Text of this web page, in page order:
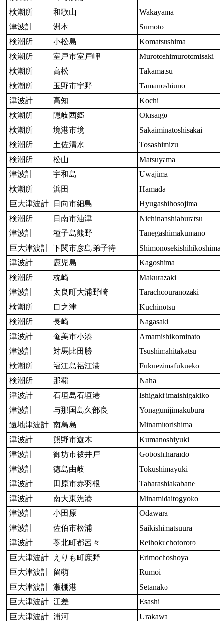
検潮所
和歌山
Wakayama
津波計
洲本
Sumoto
検潮所
小松島
Komatsushima
検潮所
室戸市室戸岬
Murotoshimurotomisaki
検潮所
高松
Takamatsu
検潮所
玉野市宇野
Tamanoshiuno
津波計
高知
Kochi
検潮所
隠岐西郷
Okisaigo
検潮所
境港市境
Sakaiminatoshisakai
検潮所
土佐清水
Tosashimizu
検潮所
松山
Matsuyama
津波計
宇和島
Uwajima
検潮所
浜田
Hamada
巨大津波計
日向市細島
Hyugashihosojima
検潮所
日南市油津
Nichinanshiaburatsu
津波計
種子島熊野
Tanegashimakumano
巨大津波計 下関市彦島弟子待
津波計
鹿児島
Kagoshima
検潮所
枕崎
Makurazaki
津波計
太良町大浦野崎
Tarachoouranozaki
検潮所
口之津
Kuchinotsu
検潮所
長崎
Nagasaki
津波計
奄美市小湊
Amamishikominato
津波計
対馬比田勝
Tsushimahitakatsu
検潮所
福江島福江港
Fukuezimafukueko
検潮所
那覇
Naha
津波計
石垣島石垣港
Ishigakijimaishigakiko
津波計
与那国島久部良
Yonagunijimakubura
遠地津波計 南鳥島
Minamitorishima
津波計
熊野市遊木
Kumanoshiyuki
津波計
御坊市祓井戸
Goboshiharaido
津波計
徳島由岐
Tokushimayuki
津波計
田原市赤羽根
Taharashiakabane
津波計
南大東漁港
Minamidaitogyoko
津波計
小田原
Odawara
津波計
佐伯市松浦
Saikishimatsuura
津波計
苓北町都呂々
Reihokuchotororo
巨大津波計
えりも町庶野
Erimochoshoya
巨大津波計 留萌
Rumoi
巨大津波計 瀬棚港
Setanako
巨大津波計 江差
Esashi
巨大津波計 浦河
Urakawa